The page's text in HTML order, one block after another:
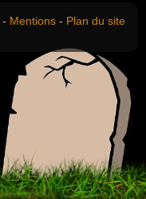
- Mentions - Plan du site